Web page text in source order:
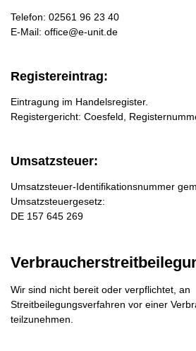
Telefon: 02561 96 23 40
E-Mail: office@e-unit.de
Re­gis­ter­ein­trag:
Eintragung im Handelsregister.
Registergericht: Coesfeld,
Um­satz­steu­er:
Umsatzsteuer-Identifikationsnummer
Umsatzsteuergesetz:
DE 157 645 269
Wir sind nicht bereit oder verpflichtet, an
Streitbeilegungsverfahren vor einer
teilzunehmen.